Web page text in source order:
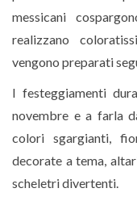
messicani
realizzano
vengono preparati
I festeggiamenti
novembre e a farla
colori sgargianti,
decorate a tema,
scheletri divertenti.